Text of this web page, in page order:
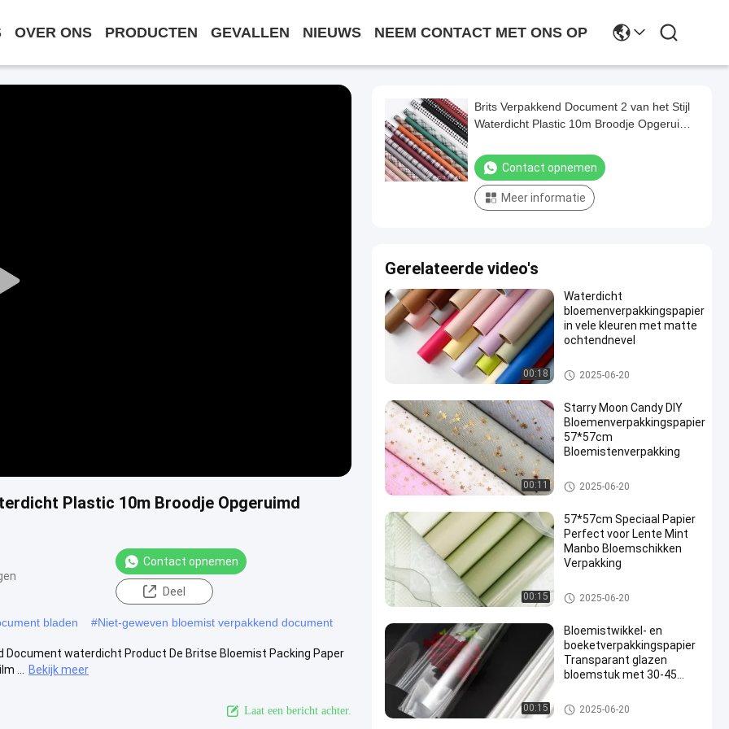
OVER ONS PRODUCTEN GEVALLEN NIEUWS NEEM CONTACT MET ONS OP
Play
Plastic 10m Broodje Opgeruimd
Contact opnemen
Deel
bladen #Niet-geweven bloemist verpakkend document
waterdicht Product De Britse Bloemist Packing Paper
...
Bekijk meer
Laat een bericht achter.
Brits Verpakkend Document 2 van het Stijl
Waterdicht Plastic 10m Broodje Opgeruimd
Contact opnemen
Meer informatie
Gerelateerde video's
00:18
Waterdicht
bloemenverpakkingspapier
in vele kleuren met matte
ochtendnevel
Bloemist Wrapping Paper
2025-06-20
00:11
Starry Moon Candy DIY
Bloemenverpakkingspapier
57*57cm
Bloemistenverpakking
Bloemist Wrapping Paper
2025-06-20
00:15
57*57cm Speciaal Papier
Perfect voor Lente Mint
Manbo Bloemschikken
Verpakking
Bloemist Wrapping Paper
2025-06-20
00:15
Bloemistwikkel- en
boeketverpakkingspapier
Transparant glazen
bloemstuk met 30-45
Bloemist Wrapping Paper
2025-06-20